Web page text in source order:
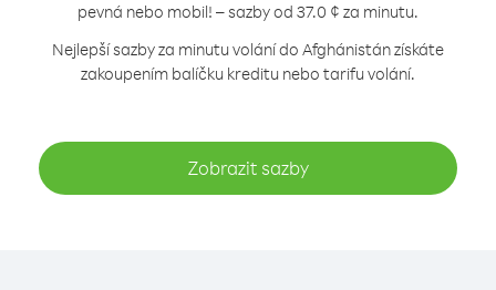
pevná nebo mobil! – sazby od 37.0 ¢ za minutu.
Nejlepší sazby za minutu volání do Afghánistán získáte
zakoupením balíčku kreditu nebo tarifu volání.
Zobrazit sazby